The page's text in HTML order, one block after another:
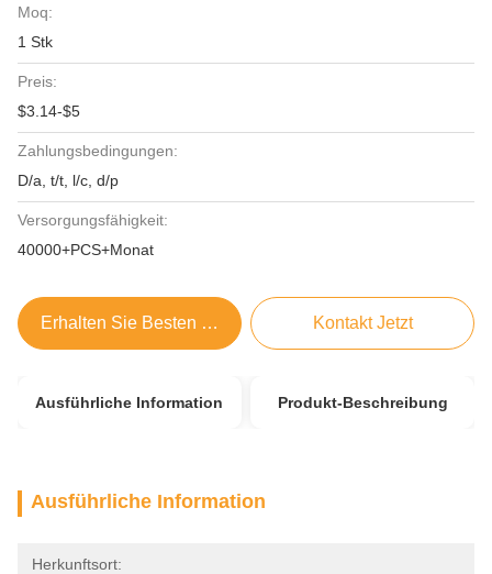
Moq:
1 Stk
Preis:
$3.14-$5
Zahlungsbedingungen:
D/a, t/t, l/c, d/p
Versorgungsfähigkeit:
40000+PCS+Monat
Erhalten Sie Besten Preis Kontakt Jetzt
Ausführliche Information Produkt-Beschreibung
Ausführliche Information
Herkunftsort: